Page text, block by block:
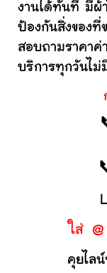
งานได้ทันที มีผ้
ป้องกันสิ่งของที่
สอบถามราคาค่
บริการทุกวันไม่
ใส่
คุยไล